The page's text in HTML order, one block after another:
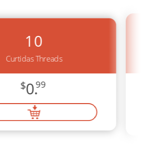
10
Curtidas Threads
$0.99